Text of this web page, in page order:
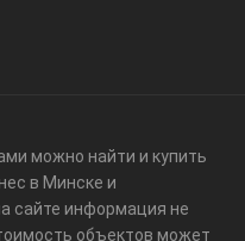
можно найти и купить
в Минске и
сайте информация не
объектов может